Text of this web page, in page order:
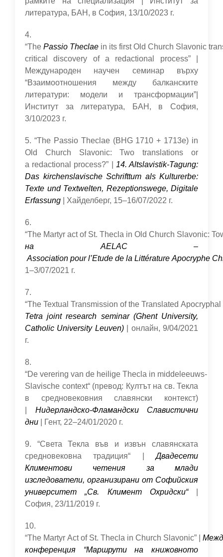
литература, БАН, в София, 13/10/2023 г.
4.
“The Passio Theclae in its first Old Church Slavonic
critical discovery of a redactional process” |
Международен научен семинар върху
“Взаимоотношения между балканските
литератури: модели и трансформации”|
Институт за литература, БАН, в София,
3/10/2023 г.
5. “The Passio Theclae (BHG 1710 + 1713e) in
Old Church Slavonic: Two translations or
a redactional process?” | 14. Altslavistik-Tagung:
Das kirchenslavische Schrifttum als Kulturerbe:
Texte und Textwelten, Rezeptionswege, Digitale
Erfassung | Хайделберг, 15–16/07/2022 г.
6.
“The Martyr act of St. Thecla in Old Church Slavonic:
на AELAC –
Association pour l’Etude de la Littérature Apocryphe
1–3/07/2021 г.
7.
“The Textual Transmission of the Translated
Tetra joint research seminar (Ghent University,
Catholic University Leuven)| онлайн, 9/04/2021
г.
8.
“De verering van de heilige Thecla in middeleeuws-
Slavische context“ (превод: Култът на cв. Текла
в средновековния славянски контекст)
Нидерландско-Фламандски Славистични
дни | Гент, 22–24/01/2020 г.
9. “Света Текла във и извън славянската
средновековна традиция“ |Двадесети
Климентови четения за млади
изследователи, организирани от Софийския
университет „Св. Климент Охридски“
София, 23/11/2019 г.
10.
“The Martyr Act of St. Thecla in Church Slavonic” |
конференция “Maршрути на книжовното